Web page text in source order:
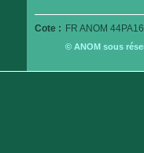
Cote : FR ANOM
© ANOM sous